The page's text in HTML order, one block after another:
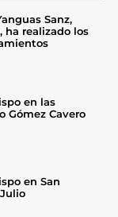
Sanz,
ha realizado los
en las
Gómez Cavero
en San